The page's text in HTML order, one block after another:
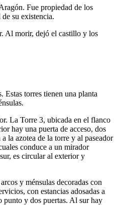
Fue propiedad de los
su existencia.
Al morir, dejó el castillo y los
Estas torres tienen una planta
La Torre 3, ubicada en el flanco
hay una puerta de acceso, dos
la azotea de la torre y al paseador
conduce a un mirador
es circular al exterior y
y ménsulas decoradas con
con estancias adosadas a
punto y dos puertas. Al sur hay